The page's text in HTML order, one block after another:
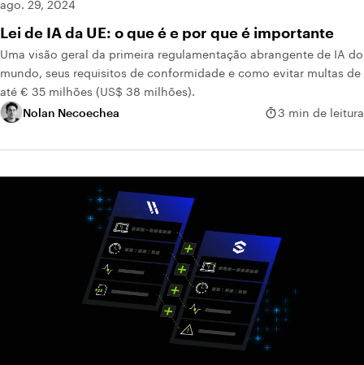
ago. 29, 2024
Lei de IA da UE: o que é e por que é importante
Uma visão geral da primeira regulamentação abrangente de IA do
mundo, seus requisitos de conformidade e como evitar multas de
até € 35 milhões (US$ 38 milhões).
Nolan Necoechea
3 min de leitura